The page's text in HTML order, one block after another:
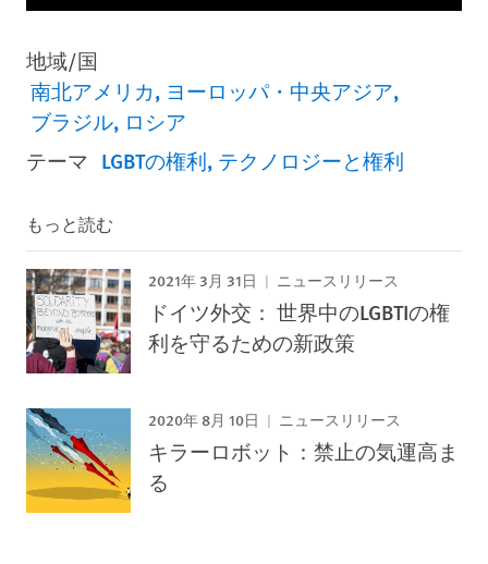
地域/国
南北アメリカ ヨーロッパ・中央アジア
ブラジル ロシア
テーマ LGBTの権利 テクノロジーと権利
もっと読む
2021年 3月 31日 ニュースリリース
ドイツ外交： 世界中のLGBTIの権
利を守るための新政策
2020年 8月 10日 ニュースリリース
キラーロボット：禁止の気運高ま
る